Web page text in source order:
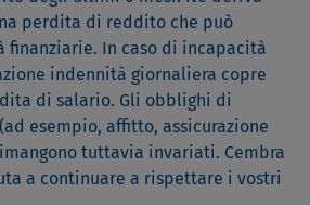
perdita di reddito che può
In caso di incapacità
indennità giornaliera copre
di salario. Gli obblighi di
esempio, affitto, assicurazione
tuttavia invariati. Cembra
a continuare a rispettare i vostri